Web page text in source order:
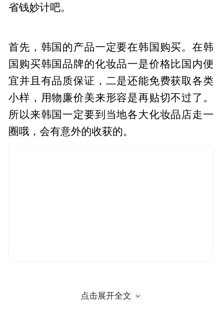
省钱妙计吧。
首先，韩国的产品一定要在韩国购买。在韩
国购买韩国品牌的化妆品一是价格比国内便
宜并且有品质保证，二是还能免费获取各类
小样，用物廉价美来形容是再贴切不过了。
所以来韩国一定要到当地各大化妆品店走一
圈哦，会有意外的收获的。
点击展开全文